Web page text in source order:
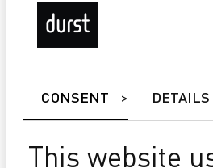
CONSENT DETAILS
This website
& Solutions, dijo: "Es un
recibir este premio. Es un
calidad de nuestros productos
diferentes categorías: